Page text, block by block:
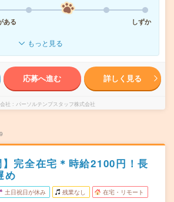
ある
しずか
もっと見る
応募へ進む 詳しく見る
社 パーソルテンプスタッフ株式会社
】完全在宅＊時給2100円！長
め
土日祝日が休み 残業なし 在宅・リモート